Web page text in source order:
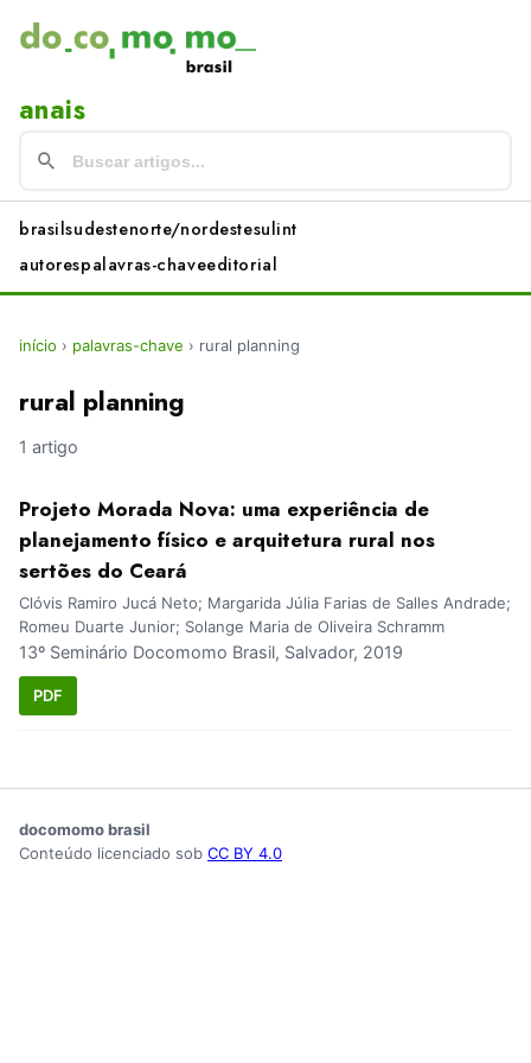
anais
brasilsudestenorte/nordestesulint
autorespalavras-chaveeditorial
início › palavras-chave › rural planning
rural planning
1 artigo
Projeto Morada Nova: uma experiência de
planejamento físico e arquitetura rural nos
sertões do Ceará
Clóvis Ramiro Jucá Neto; Margarida Júlia Farias de Salles Andrade;
Romeu Duarte Junior; Solange Maria de Oliveira Schramm
13º Seminário Docomomo Brasil, Salvador, 2019
PDF
docomomo brasil
Conteúdo licenciado sob CC BY 4.0